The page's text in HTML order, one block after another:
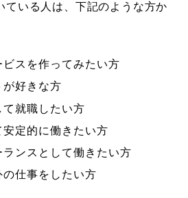
ている人は、下記のような方か
スを作ってみたい方
が好きな方
就職したい方
定的に働きたい方
ンスとして働きたい方
仕事をしたい方